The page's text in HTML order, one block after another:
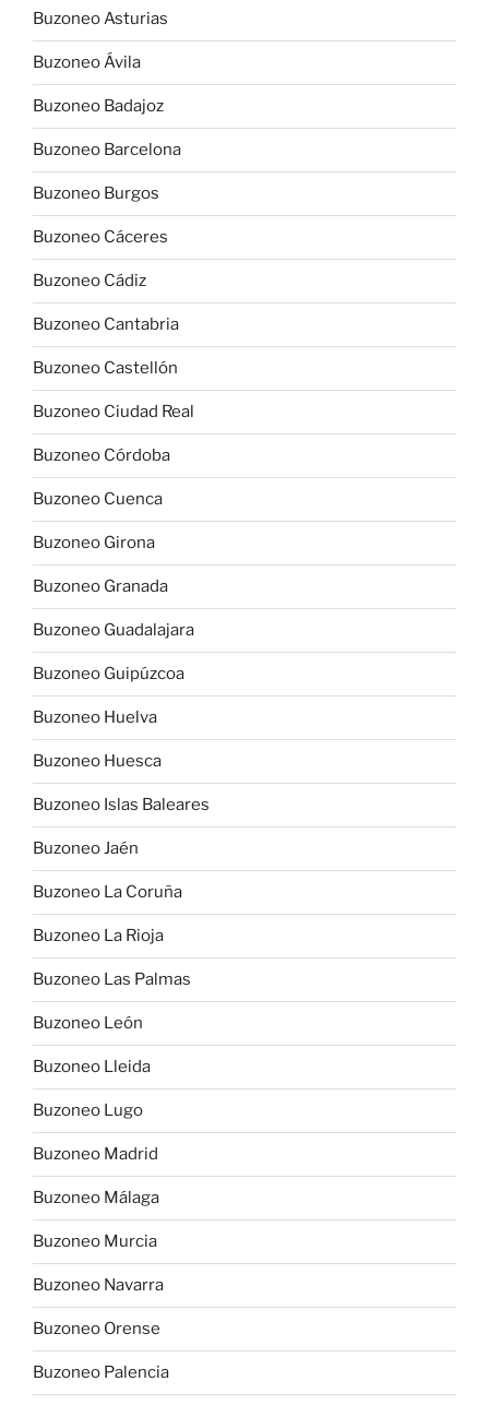
Buzoneo Asturias
Buzoneo Ávila
Buzoneo Badajoz
Buzoneo Barcelona
Buzoneo Burgos
Buzoneo Cáceres
Buzoneo Cádiz
Buzoneo Cantabria
Buzoneo Castellón
Buzoneo Ciudad Real
Buzoneo Córdoba
Buzoneo Cuenca
Buzoneo Girona
Buzoneo Granada
Buzoneo Guadalajara
Buzoneo Guipúzcoa
Buzoneo Huelva
Buzoneo Huesca
Buzoneo Islas Baleares
Buzoneo Jaén
Buzoneo La Coruña
Buzoneo La Rioja
Buzoneo Las Palmas
Buzoneo León
Buzoneo Lleida
Buzoneo Lugo
Buzoneo Madrid
Buzoneo Málaga
Buzoneo Murcia
Buzoneo Navarra
Buzoneo Orense
Buzoneo Palencia